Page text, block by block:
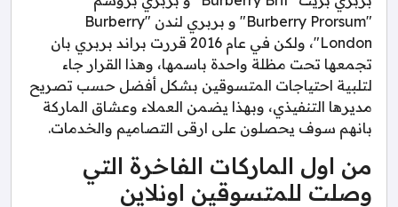
"Burberry Prorsum" و بربري لندن "Burberry
London"، ولكن في عام 2016 قررت براند بربري بان
تجمعها تحت مظلة واحدة باسمها، وهذا القرار جاء
لتلبية احتياجات المتسوقين بشكل أفضل حسب تصريح
مديرها التنفيذي، وبهذا يضمن العملاء وعشاق الماركة
بانهم سوف يحصلون على ارقى التصاميم والخدمات.
من اول الماركات الفاخرة التي
وصلت للمتسوقين اونلاين